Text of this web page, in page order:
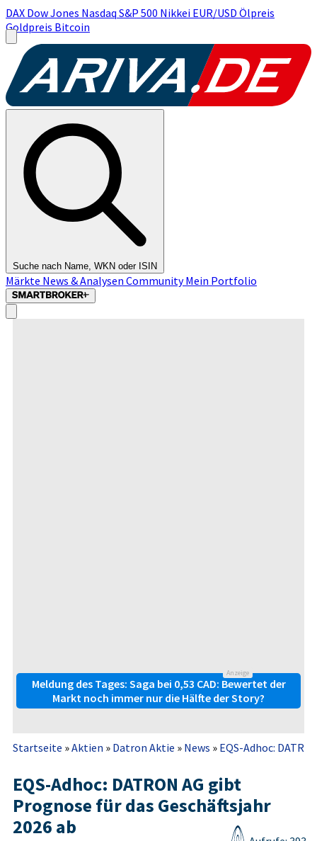
DAX Dow Jones Nasdaq S&P 500 Nikkei EUR/USD Ölpreis
Goldpreis Bitcoin
Suche nach Name, WKN oder ISIN
Märkte News & Analysen CommunityMein Portfolio
Anzeige
Meldung des Tages: Saga bei 0,53 CAD: Bewertet der
Markt noch immer nur die Hälfte der Story?
Startseite »Aktien » Datron Aktie » News » EQS-Adhoc:
EQS-Adhoc: DATRON AG gibt
Prognose für das Geschäftsjahr
2026 ab